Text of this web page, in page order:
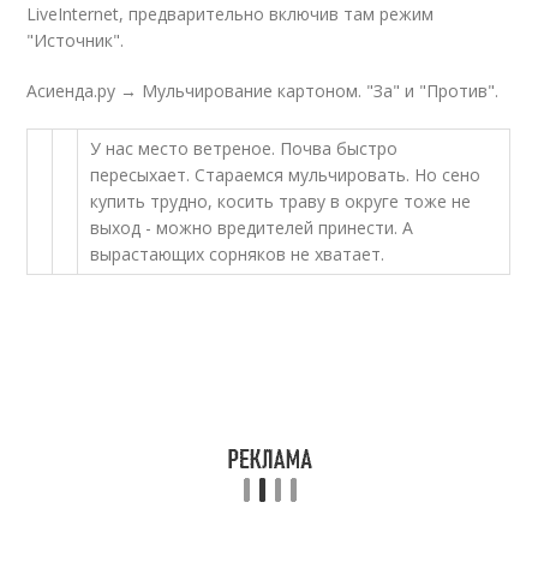
LiveInternet, предварительно включив там режим
"Источник".
Асиенда.ру → Мульчирование картоном. "За" и "Против".
У нас место ветреное. Почва быстро
пересыхает. Стараемся мульчировать. Но сено
купить трудно, косить траву в округе тоже не
выход - можно вредителей принести. А
вырастающих сорняков не хватает.